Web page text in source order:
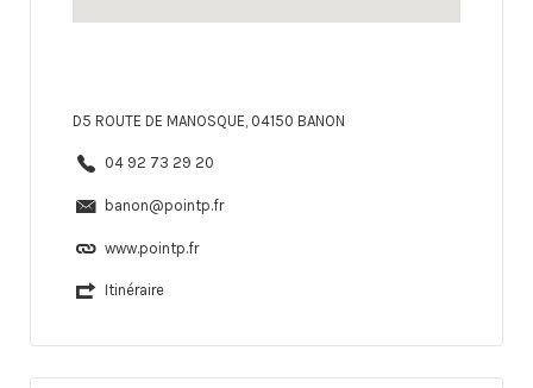
D5 ROUTE DE MANOSQUE, 04150 BANON
04 92 73 29 20
banon@pointp.fr
www.pointp.fr
Itinéraire